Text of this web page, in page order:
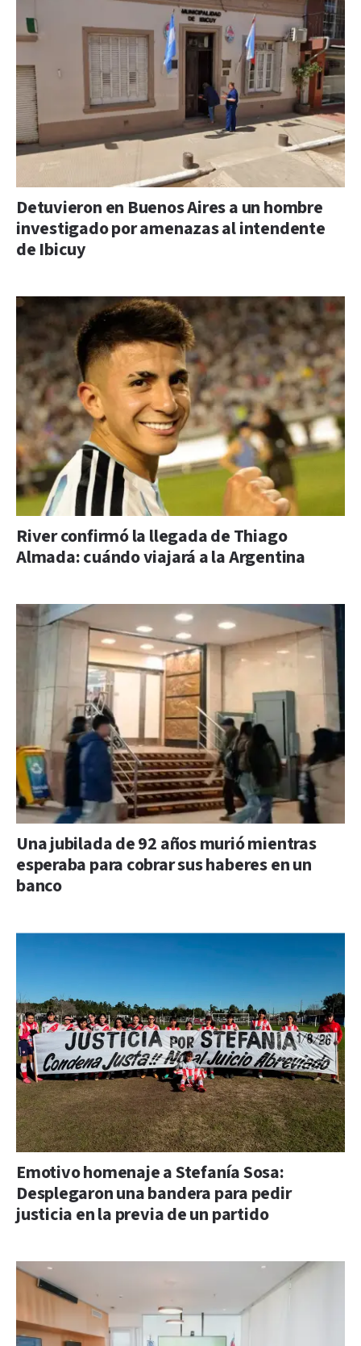
Detuvieron en Buenos Aires a un hombre
investigado por amenazas al intendente
de Ibicuy
River confirmó la llegada de Thiago
Almada: cuándo viajará a la Argentina
Una jubilada de 92 años murió mientras
esperaba para cobrar sus haberes en un
banco
Emotivo homenaje a Stefanía Sosa:
Desplegaron una bandera para pedir
justicia en la previa de un partido